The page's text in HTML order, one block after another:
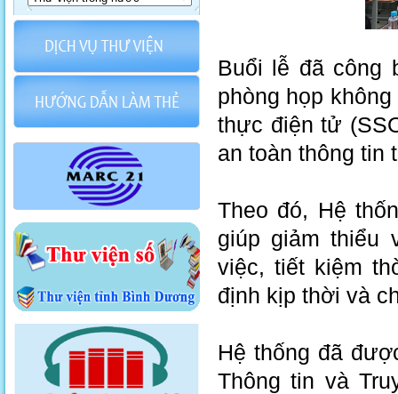
Buổi lễ đã công
phòng họp
thực điện tử
an toàn thông tin
Theo đó, Hệ
giúp giảm thiểu
việc, tiết kiệm
định kịp thời và
Hệ thống đã
Thông tin và